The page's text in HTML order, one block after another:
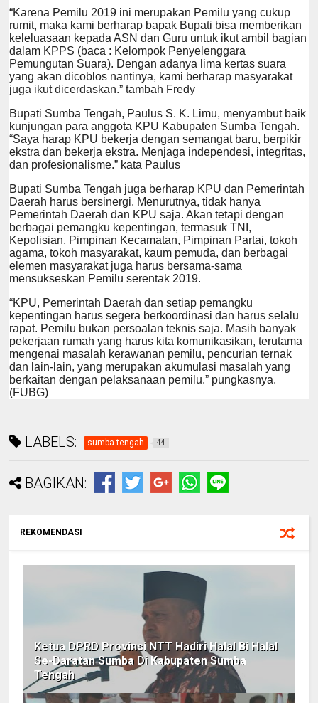
“Karena Pemilu 2019 ini merupakan Pemilu yang cukup
rumit, maka kami berharap bapak Bupati bisa memberikan
keleluasaan kepada ASN dan Guru untuk ikut ambil bagian
dalam KPPS (baca : Kelompok Penyelenggara
Pemungutan Suara). Dengan adanya lima kertas suara
yang akan dicoblos nantinya, kami berharap masyarakat
juga ikut dicerdaskan.” tambah Fredy
Bupati Sumba Tengah, Paulus S. K. Limu, menyambut baik
kunjungan para anggota KPU Kabupaten Sumba Tengah.
“Saya harap KPU bekerja dengan semangat baru, berpikir
ekstra dan bekerja ekstra. Menjaga independesi, integritas,
dan profesionalisme.” kata Paulus
Bupati Sumba Tengah juga berharap KPU dan Pemerintah
Daerah harus bersinergi. Menurutnya, tidak hanya
Pemerintah Daerah dan KPU saja. Akan tetapi dengan
berbagai pemangku kepentingan, termasuk TNI,
Kepolisian, Pimpinan Kecamatan, Pimpinan Partai, tokoh
agama, tokoh masyarakat, kaum pemuda, dan berbagai
elemen masyarakat juga harus bersama-sama
mensukseskan Pemilu serentak 2019.
“KPU, Pemerintah Daerah dan setiap pemangku
kepentingan harus segera berkoordinasi dan harus selalu
rapat. Pemilu bukan persoalan teknis saja. Masih banyak
pekerjaan rumah yang harus kita komunikasikan, terutama
mengenai masalah kerawanan pemilu, pencurian ternak
dan lain-lain, yang merupakan akumulasi masalah yang
berkaitan dengan pelaksanaan pemilu.” pungkasnya.
(FUBG)
LABELS: sumba tengah 44
BAGIKAN:
REKOMENDASI
Ketua DPRD Provinsi NTT Hadiri Halal Bi Halal
Se-Daratan Sumba Di Kabupaten Sumba
Tengah